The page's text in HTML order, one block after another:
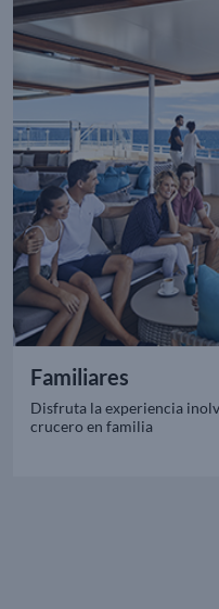
Familiares
Disfruta la experiencia
crucero en familia